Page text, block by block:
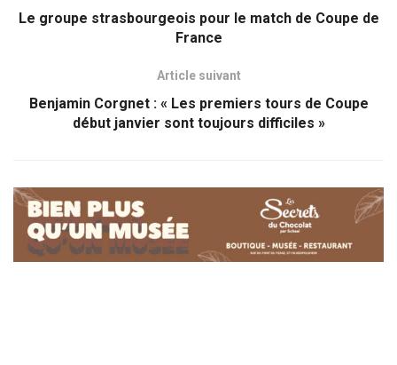
Le groupe strasbourgeois pour le match de Coupe de
France
Article suivant
Benjamin Corgnet : « Les premiers tours de Coupe
début janvier sont toujours difficiles »